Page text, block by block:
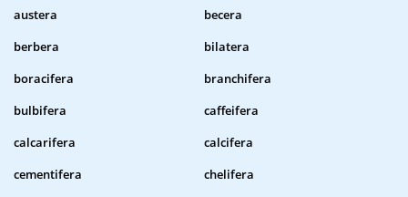
austera
becera
berbera
bilatera
boracifera
branchifera
bulbifera
caffeifera
calcarifera
calcifera
cementifera
chelifera